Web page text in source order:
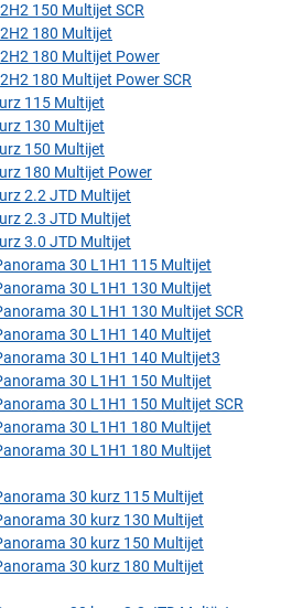
150 Multijet SCR
180 Multijet
180 Multijet Power
180 Multijet Power SCR
115 Multijet
130 Multijet
150 Multijet
180 Multijet Power
2.2 JTD Multijet
2.3 JTD Multijet
3.0 JTD Multijet
30 L1H1 115 Multijet
30 L1H1 130 Multijet
30 L1H1 130 Multijet SCR
30 L1H1 140 Multijet
30 L1H1 140 Multijet3
30 L1H1 150 Multijet
30 L1H1 150 Multijet SCR
30 L1H1 180 Multijet
30 L1H1 180 Multijet
30 kurz 115 Multijet
30 kurz 130 Multijet
30 kurz 150 Multijet
30 kurz 180 Multijet